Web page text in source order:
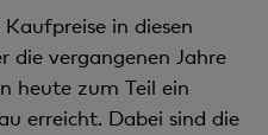
in diesen
die vergangenen Jahre
heute zum Teil ein
erreicht. Dabei sind die